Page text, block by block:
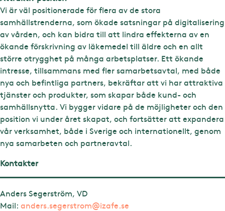
Vi är väl positionerade för flera av de stora
samhällstrenderna, som ökade satsningar på digitalisering
av vården, och kan bidra till att lindra effekterna av en
ökande förskrivning av läkemedel till äldre och en allt
större otrygghet på många arbetsplatser. Ett ökande
intresse, tillsammans med fler samarbetsavtal, med både
nya och befintliga partners, bekräftar att vi har attraktiva
tjänster och produkter, som skapar både kund- och
samhällsnytta. Vi bygger vidare på de möjligheter och den
position vi under året skapat, och fortsätter att expandera
vår verksamhet, både i Sverige och internationellt, genom
nya samarbeten och partneravtal.
Kontakter
Anders Segerström, VD
Mail: anders.segerstrom@izafe.se